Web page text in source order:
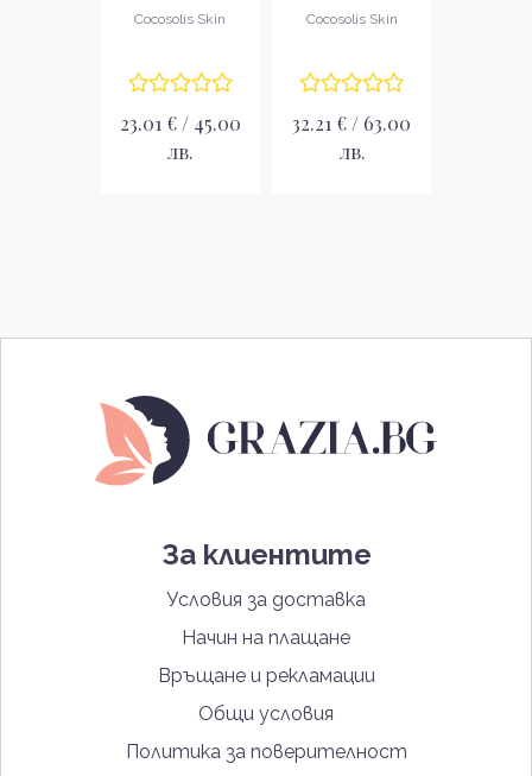
тяло
Cocosolis Skin
23.01 € / 45.00
лв.
тяло
Cocosolis Skin
32.21 € / 63.00
лв.
За клиентите
Условия за доставка
Начин на плащане
Връщане и рекламации
Общи условия
Политика за поверителност